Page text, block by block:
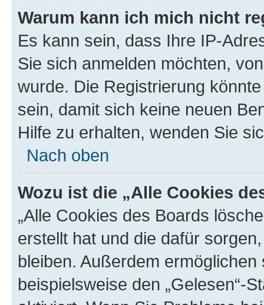
Warum kann ich mich nicht
Es kann sein, dass Ihre IP-
Sie sich anmelden möchten,
wurde. Die Registrierung
sein, damit sich keine neuen
Hilfe zu erhalten, wenden Sie
Nach oben
Wozu ist die „Alle Cookies
„Alle Cookies des Boards
erstellt hat und die dafür
bleiben. Außerdem
beispielsweise den „Gelesen“-